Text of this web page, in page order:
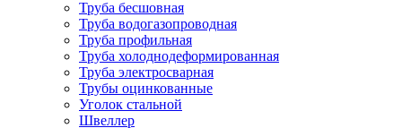
Труба бесшовная
Труба водогазопроводная
Труба профильная
Труба холоднодеформированная
Труба электросварная
Трубы оцинкованные
Уголок стальной
Швеллер